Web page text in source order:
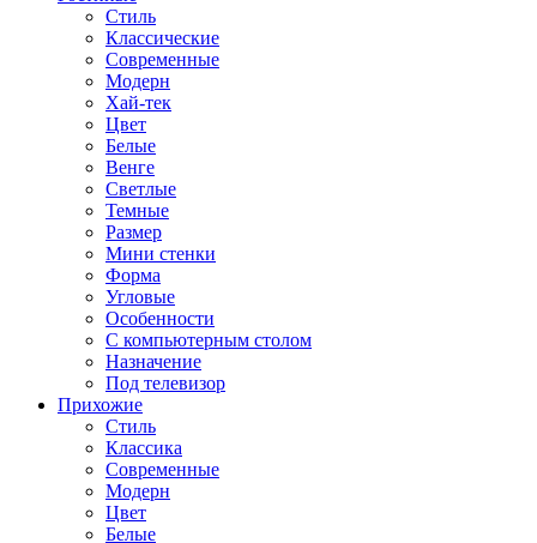
Стиль
Классические
Современные
Модерн
Хай-тек
Цвет
Белые
Венге
Светлые
Темные
Размер
Мини стенки
Форма
Угловые
Особенности
С компьютерным столом
Назначение
Под телевизор
Прихожие
Стиль
Классика
Современные
Модерн
Цвет
Белые